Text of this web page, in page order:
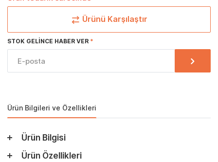
Ürünü Karşılaştır
STOK GELINCE HABER VER
Ürün Bilgileri ve Özellikleri
Ürün Bilgisi
Ürün Özellikleri